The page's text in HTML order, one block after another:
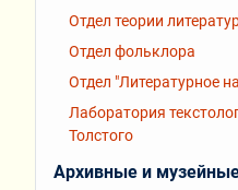
Отдел теории
Отдел фольклора
Отдел "Литературное
Лаборатория
Толстого
Архивные и